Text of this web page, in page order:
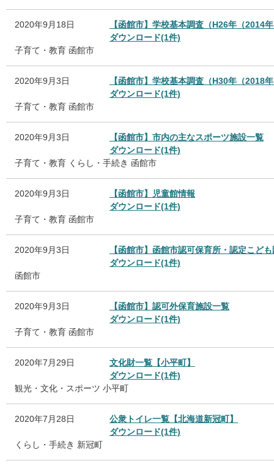
2020年9月18日
【函館市】学校基本調査（H26年（2014
ダウンロード(1件)
子育て・教育 函館市
2020年9月3日
【函館市】学校基本調査（H30年（2018
ダウンロード(1件)
子育て・教育 函館市
2020年9月3日
【函館市】市内の主なスポーツ施設一覧
ダウンロード(1件)
子育て・教育 くらし・手続き 函館市
2020年9月3日
【函館市】児童館情報
ダウンロード(1件)
子育て・教育 函館市
2020年9月3日
【函館市】函館市認可保育所・認定こど
ダウンロード(1件)
函館市
2020年9月3日
【函館市】認可外保育施設一覧
ダウンロード(1件)
子育て・教育 函館市
2020年7月29日
文化財一覧【小平町】
ダウンロード(1件)
観光・文化・スポーツ 小平町
2020年7月28日
公衆トイレ一覧【北海道新冠町】
ダウンロード(1件)
くらし・手続き 新冠町